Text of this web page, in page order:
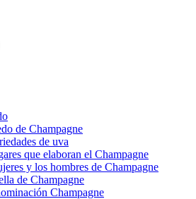
de Champagne
de uva
que elaboran el Champagne
y los hombres de Champagne
de Champagne
Champagne